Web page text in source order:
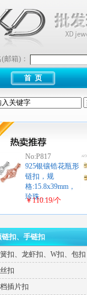
邮箱)：
首 页
No:P817
925银镶锆花瓶形
链扣，规
格:15.8x39mm，
珍珠…
￥110.19/个
链扣、手链扣
扣、龙虾扣、W扣、包扣
扣
插片扣